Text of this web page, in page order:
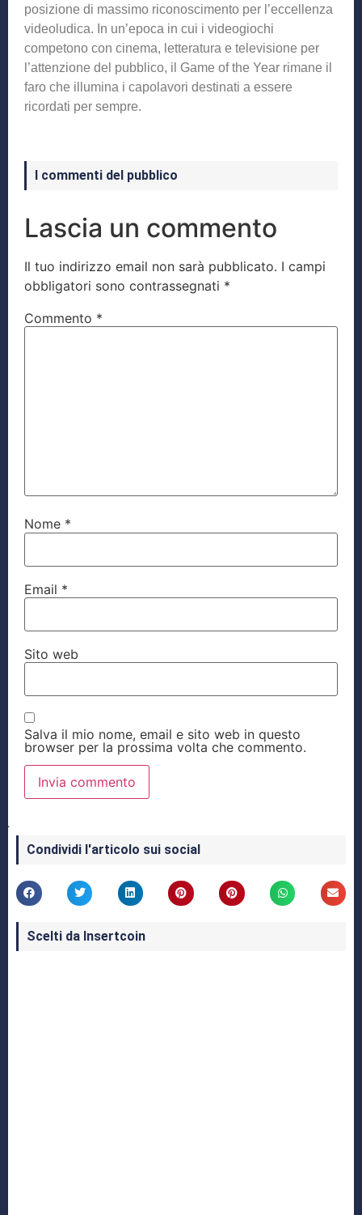
posizione di massimo riconoscimento per l’eccellenza
videoludica. In un’epoca in cui i videogiochi
competono con cinema, letteratura e televisione per
l’attenzione del pubblico, il Game of the Year rimane il
faro che illumina i capolavori destinati a essere
ricordati per sempre.
I commenti del pubblico
Lascia un commento
Il tuo indirizzo email non sarà pubblicato. I campi
obbligatori sono contrassegnati *
Commento *
Nome *
Email *
Sito web
Salva il mio nome, email e sito web in questo
browser per la prossima volta che commento.
Condividi l'articolo sui social
Scelti da Insertcoin